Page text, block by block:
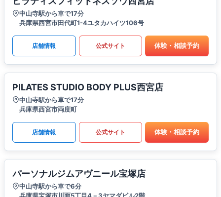
中山寺駅から車で17分
兵庫県西宮市田代町1-4ユタカハイツ106号
店舗情報 公式サイト 体験・相談予約
PILATES STUDIO BODY PLUS西宮店
中山寺駅から車で17分
兵庫県西宮市両度町
店舗情報 公式サイト 体験・相談予約
パーソナルジムアヴニール宝塚店
中山寺駅から車で6分
兵庫県宝塚市川面5丁目4－3ヤマダビル2階